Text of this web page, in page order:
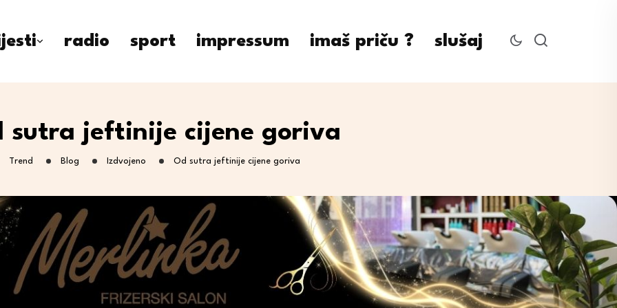
radio sport impressum imaš priču ? slušaj
sutra jeftinije cijene goriva
Trend Blog Izdvojeno Od sutra jeftinije cijene goriva